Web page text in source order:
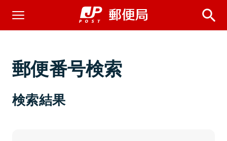
郵便番号検索
検索結果